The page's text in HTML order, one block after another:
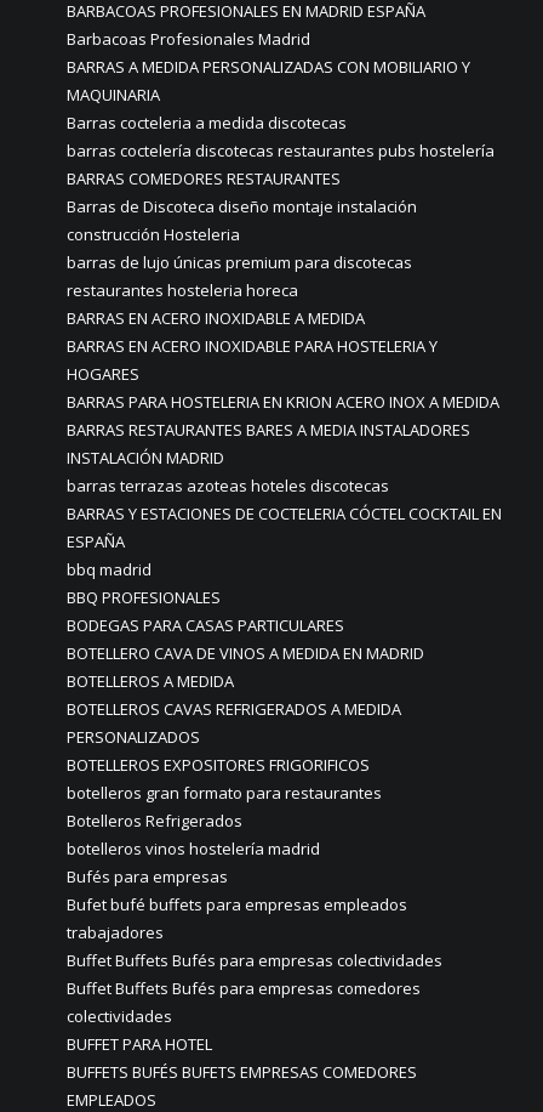
BARBACOAS PROFESIONALES EN MADRID ESPAÑA
Barbacoas Profesionales Madrid
BARRAS A MEDIDA PERSONALIZADAS CON MOBILIARIO Y
MAQUINARIA
Barras cocteleria a medida discotecas
barras coctelería discotecas restaurantes pubs hostelería
BARRAS COMEDORES RESTAURANTES
Barras de Discoteca diseño montaje instalación
construcción Hosteleria
barras de lujo únicas premium para discotecas
restaurantes hosteleria horeca
BARRAS EN ACERO INOXIDABLE A MEDIDA
BARRAS EN ACERO INOXIDABLE PARA HOSTELERIA Y
HOGARES
BARRAS PARA HOSTELERIA EN KRION ACERO INOX A MEDIDA
BARRAS RESTAURANTES BARES A MEDIA INSTALADORES
INSTALACIÓN MADRID
barras terrazas azoteas hoteles discotecas
BARRAS Y ESTACIONES DE COCTELERIA CÓCTEL COCKTAIL EN
ESPAÑA
bbq madrid
BBQ PROFESIONALES
BODEGAS PARA CASAS PARTICULARES
BOTELLERO CAVA DE VINOS A MEDIDA EN MADRID
BOTELLEROS A MEDIDA
BOTELLEROS CAVAS REFRIGERADOS A MEDIDA
PERSONALIZADOS
BOTELLEROS EXPOSITORES FRIGORIFICOS
botelleros gran formato para restaurantes
Botelleros Refrigerados
botelleros vinos hostelería madrid
Bufés para empresas
Bufet bufé buffets para empresas empleados
trabajadores
Buffet Buffets Bufés para empresas colectividades
Buffet Buffets Bufés para empresas comedores
colectividades
BUFFET PARA HOTEL
BUFFETS BUFÉS BUFETS EMPRESAS COMEDORES
EMPLEADOS